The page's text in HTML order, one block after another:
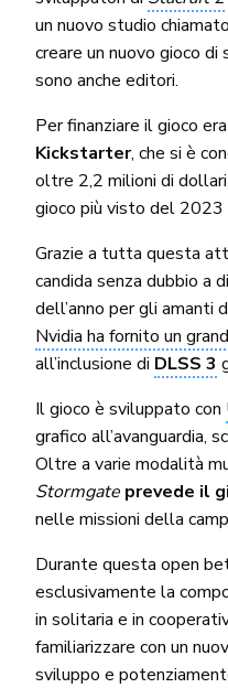
un nuovo studio chiamato
creare un nuovo gioco
sono anche editori.
Per finanziare il gioco
Kickstarter, che si è
oltre 2,2 milioni di
gioco più visto del
Grazie a tutta questa
candida senza dubbio a
dell’anno per gli amanti
Nvidia ha fornito un
all’inclusione di DLSS 3
Il gioco è sviluppato con
grafico all’avanguardia,
Oltre a varie modalità
Stormgate prevede il
nelle missioni della
Durante questa open
esclusivamente la
in solitaria e in
familiarizzare con un
sviluppo e